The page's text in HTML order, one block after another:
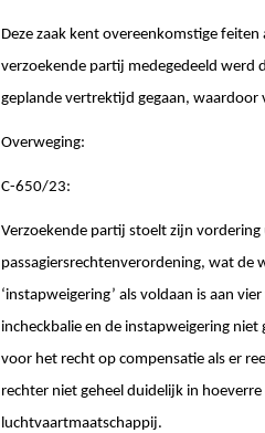
Deze zaak kent overeenkomstige
verzoekende partij medegedeeld werd
geplande vertrektijd gegaan, waardoor
Overweging:
C-650/23:
Verzoekende partij stoelt zijn
passagiersrechtenverordening, wat de
‘instapweigering’ als voldaan is aan
incheckbalie en de instapweigering
voor het recht op compensatie als er
rechter niet geheel duidelijk in
luchtvaartmaatschappij.